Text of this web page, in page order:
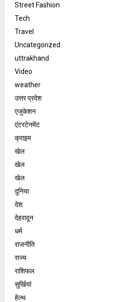
Street Fashion
Tech
Travel
Uncategorized
uttrakhand
Video
weather
उत्तर प्रदेश
एजुकेशन
एंटरटेनमेंट
क्राइम
खेल
खेल
खेल
दुनिया
देश
देहरादून
धर्म
राजनीति
राज्य
राशिफल
सुर्खियां
हेल्थ